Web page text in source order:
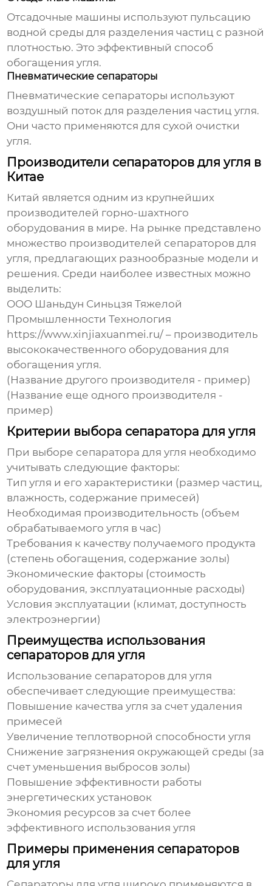
Отсадочные машины используют пульсацию
водной среды для разделения частиц с разной
плотностью. Это эффективный способ
обогащения угля.
Пневматические сепараторы
Пневматические сепараторы используют
воздушный поток для разделения частиц угля.
Они часто применяются для сухой очистки
угля.
Производители сепараторов для угля в
Китае
Китай является одним из крупнейших
производителей горно-шахтного
оборудования в мире. На рынке представлено
множество производителей сепараторов для
угля, предлагающих разнообразные модели и
решения. Среди наиболее известных можно
выделить:
ООО Шаньдун Синьцзя Тяжелой
Промышленности Технология
https://www.xinjiaxuanmei.ru/ – производитель
высококачественного оборудования для
обогащения угля.
(Название другого производителя - пример)
(Название еще одного производителя -
пример)
Критерии выбора сепаратора для угля
При выборе сепаратора для угля необходимо
учитывать следующие факторы:
Тип угля и его характеристики (размер частиц,
влажность, содержание примесей)
Необходимая производительность (объем
обрабатываемого угля в час)
Требования к качеству получаемого продукта
(степень обогащения, содержание золы)
Экономические факторы (стоимость
оборудования, эксплуатационные расходы)
Условия эксплуатации (климат, доступность
электроэнергии)
Преимущества использования
сепараторов для угля
Использование сепараторов для угля
обеспечивает следующие преимущества:
Повышение качества угля за счет удаления
примесей
Увеличение теплотворной способности угля
Снижение загрязнения окружающей среды (за
счет уменьшения выбросов золы)
Повышение эффективности работы
энергетических установок
Экономия ресурсов за счет более
эффективного использования угля
Примеры применения сепараторов
для угля